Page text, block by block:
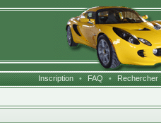
Inscription • FAQ • Rechercher